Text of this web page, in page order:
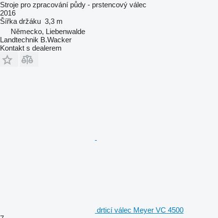
Stroje pro zpracování půdy - prstencový válec
2016
Šířka držáku 3,3 m
Německo, Liebenwalde
Landtechnik B.Wacker
Kontakt s dealerem
drticí válec Meyer VC 4500